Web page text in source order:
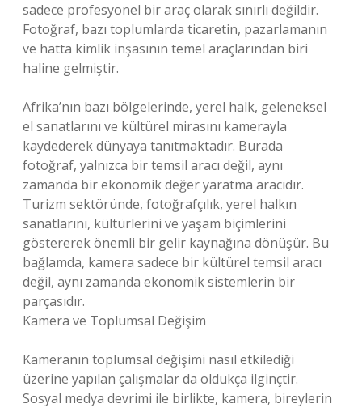
sadece profesyonel bir araç olarak sınırlı değildir.
Fotoğraf, bazı toplumlarda ticaretin, pazarlamanın
ve hatta kimlik inşasının temel araçlarından biri
haline gelmiştir.
Afrika’nın bazı bölgelerinde, yerel halk, geleneksel
el sanatlarını ve kültürel mirasını kamerayla
kaydederek dünyaya tanıtmaktadır. Burada
fotoğraf, yalnızca bir temsil aracı değil, aynı
zamanda bir ekonomik değer yaratma aracıdır.
Turizm sektöründe, fotoğrafçılık, yerel halkın
sanatlarını, kültürlerini ve yaşam biçimlerini
göstererek önemli bir gelir kaynağına dönüşür. Bu
bağlamda, kamera sadece bir kültürel temsil aracı
değil, aynı zamanda ekonomik sistemlerin bir
parçasıdır.
Kamera ve Toplumsal Değişim
Kameranın toplumsal değişimi nasıl etkilediği
üzerine yapılan çalışmalar da oldukça ilginçtir.
Sosyal medya devrimi ile birlikte, kamera, bireylerin